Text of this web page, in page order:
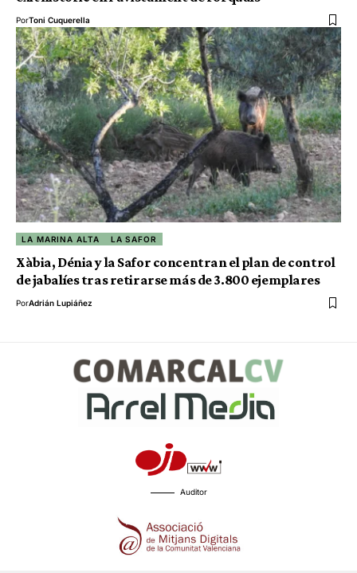
PorToni Cuquerella
LA MARINA ALTA LA SAFOR
Xàbia, Dénia y la Safor concentran el plan de control
de jabalíes tras retirarse más de 3.800 ejemplares
PorAdrián Lupiáñez
Auditor